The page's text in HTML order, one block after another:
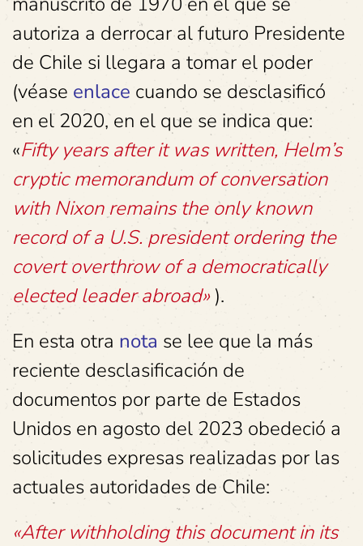
autoriza a derrocar al futuro Presidente
de Chile si llegara a tomar el poder
(véase enlace cuando se desclasificó
en el 2020, en el que se indica que:
«Fifty years after it was written, Helm’s
cryptic memorandum of conversation
with Nixon remains the only known
record of a U.S. president ordering the
covert overthrow of a democratically
elected leader abroad»).
En esta otra nota se lee que la más
reciente desclasificación de
documentos por parte de Estados
Unidos en agosto del 2023 obedeció a
solicitudes expresas realizadas por las
actuales autoridades de Chile:
«After withholding this document in its